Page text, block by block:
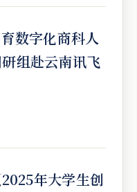
数字化商科人
组赴云南讯飞
年大学生创